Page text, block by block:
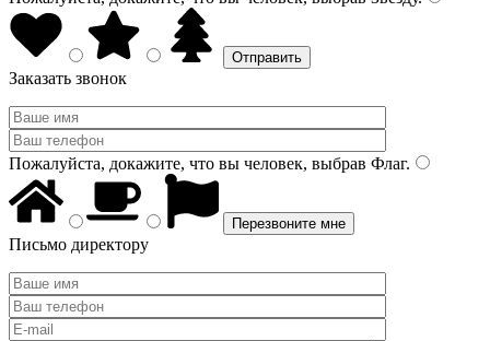
Заказать звонок
Пожалуйста, докажите, что вы человек, выбрав Флаг.
Письмо директору